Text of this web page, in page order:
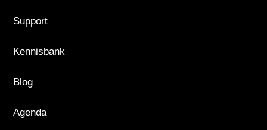
Support
Kennisbank
Blog
Agenda